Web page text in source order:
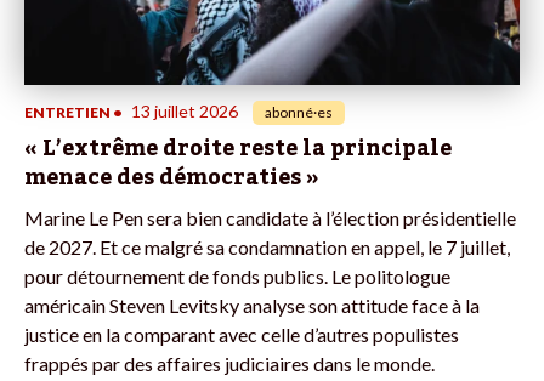
ENTRETIEN • 13 juillet 2026 abonné·es
« L’extrême droite reste la principale
menace des démocraties »
Marine Le Pen sera bien candidate à l’élection présidentielle
de 2027. Et ce malgré sa condamnation en appel, le 7 juillet,
pour détournement de fonds publics. Le politologue
américain Steven Levitsky analyse son attitude face à la
justice en la comparant avec celle d’autres populistes
frappés par des affaires judiciaires dans le monde.